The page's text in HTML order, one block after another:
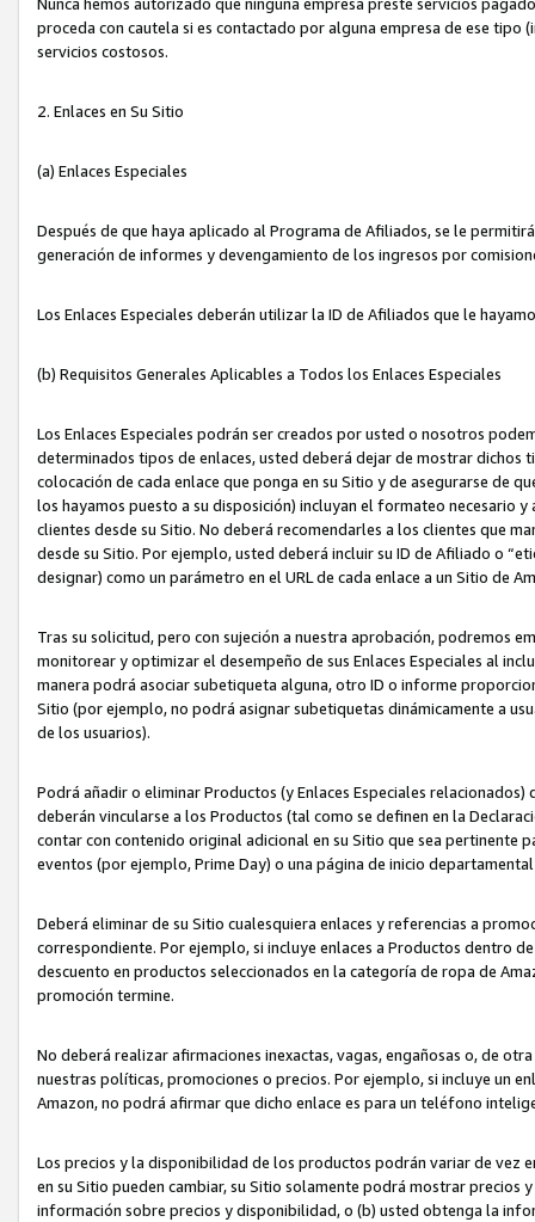
proceda con cautela si es contactado por alguna empresa de ese
servicios costosos.
2. Enlaces en Su Sitio
(a) Enlaces Especiales
Después de que haya aplicado al Programa de Afiliados, se le
generación de informes y devengamiento de los ingresos por
Los Enlaces Especiales deberán utilizar la ID de Afiliados que le
(b) Requisitos Generales Aplicables a Todos los Enlaces Especiales
Los Enlaces Especiales podrán ser creados por usted o nosotros
determinados tipos de enlaces, usted deberá dejar de mostrar dichos
colocación de cada enlace que ponga en su Sitio y de asegurarse de
los hayamos puesto a su disposición) incluyan el formateo necesario
clientes desde su Sitio. No deberá recomendarles a los clientes que
desde su Sitio. Por ejemplo, usted deberá incluir su ID de Afiliado o
designar) como un parámetro en el URL de cada enlace a un Sitio de
Tras su solicitud, pero con sujeción a nuestra aprobación, podremos
monitorear y optimizar el desempeño de sus Enlaces Especiales al
manera podrá asociar subetiqueta alguna, otro ID o informe
Sitio (por ejemplo, no podrá asignar subetiquetas dinámicamente a
de los usuarios).
Podrá añadir o eliminar Productos (y Enlaces Especiales
deberán vincularse a los Productos (tal como se definen en la
contar con contenido original adicional en su Sitio que sea pertinente
eventos (por ejemplo, Prime Day) o una página de inicio
Deberá eliminar de su Sitio cualesquiera enlaces y referencias a
correspondiente. Por ejemplo, si incluye enlaces a Productos dentro
descuento en productos seleccionados en la categoría de ropa de
promoción termine.
No deberá realizar afirmaciones inexactas, vagas, engañosas o, de
nuestras políticas, promociones o precios. Por ejemplo, si incluye un
Amazon, no podrá afirmar que dicho enlace es para un teléfono
Los precios y la disponibilidad de los productos podrán variar de vez
en su Sitio pueden cambiar, su Sitio solamente podrá mostrar
información sobre precios y disponibilidad, o (b) usted obtenga la